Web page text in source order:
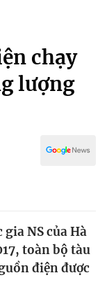
chạy
lượng
NS của Hà
toàn bộ tàu
điện được